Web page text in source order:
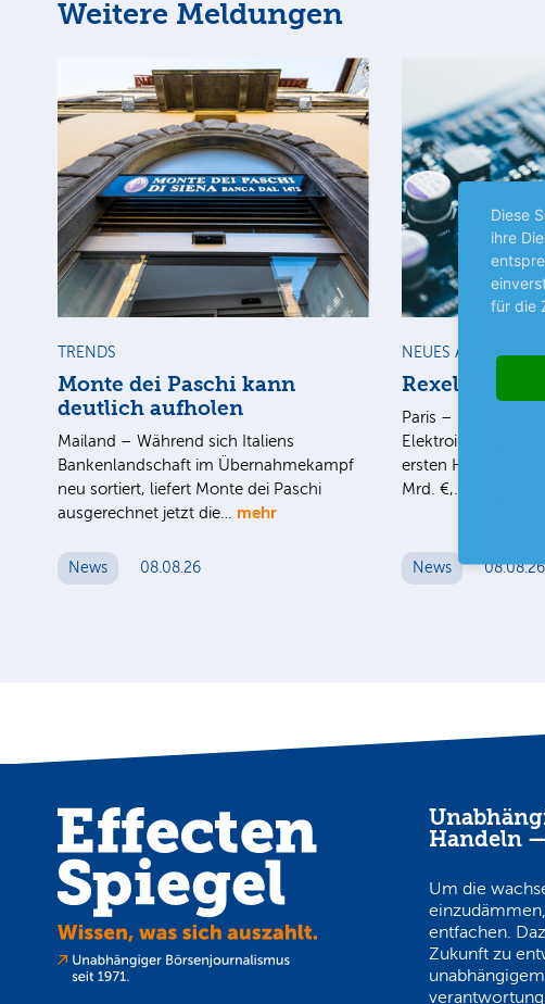
Weitere Meldungen
TRENDS
Monte dei Paschi kann
deutlich aufholen
Mailand – Während sich Italiens
Bankenlandschaft im Übernahmekampf
neu sortiert, liefert Monte dei Paschi
ausgerechnet jetzt die… mehr
News 08.08.26
NEUES AUS
Rexel hebt
Paris – Der
ersten Halbjahr
Mrd. €,…
News 08.08.26
Handeln
Um die
entfachen.
Zukunft zu
Diese
ihre
für die